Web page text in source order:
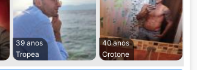
39 anos
Tropea
40 anos
Crotone